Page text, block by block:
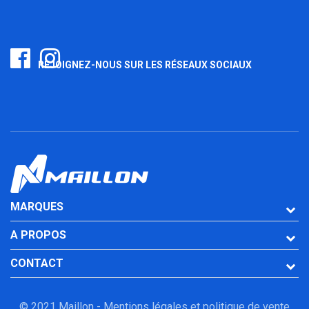
REJOIGNEZ-NOUS SUR LES RÉSEAUX SOCIAUX
MARQUES
A PROPOS
CONTACT